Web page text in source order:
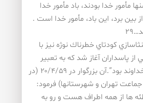
مأمور خدا بودند، باد مأمور خدا
بين برد، اين باد، مأمور خدا است .
كودتاي خطرناك نوژه نيز با
پاسداران آغاز شد كه به تعبير
آمام راحل، “از جنود خداوند بود”.آن بزرگوار در ۲۰/۴/۵۹ (در
جماعت تهران و شهرستانها) فرمود:
ها از همه اطراف هست و رو به